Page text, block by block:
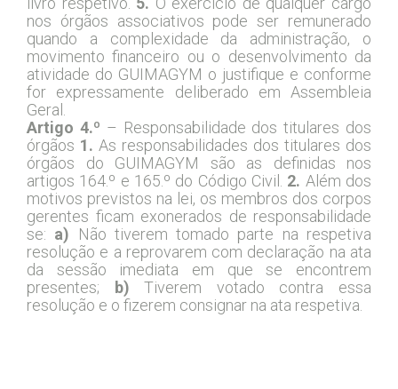
PESQUISAR
nos órgãos associativos pode ser remunerado
quando a complexidade da administração, o
movimento financeiro ou o desenvolvimento da
atividade do GUIMAGYM o justifique e conforme
for expressamente deliberado em Assembleia
Geral.
Artigo 4.º – Responsabilidade dos titulares dos
órgãos 1. As responsabilidades dos titulares dos
órgãos do GUIMAGYM são as definidas nos
artigos 164.º e 165.º do Código Civil. 2. Além dos
motivos previstos na lei, os membros dos corpos
gerentes ficam exonerados de responsabilidade
se: a) Não tiverem tomado parte na respetiva
resolução e a reprovarem com declaração na ata
da sessão imediata em que se encontrem
presentes;
b) Tiverem votado contra essa
resolução e o fizerem consignar na ata respetiva.